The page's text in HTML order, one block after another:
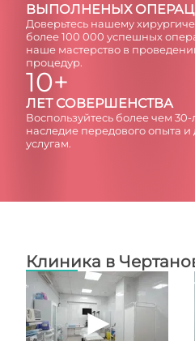
ВЫПОЛНЕНЫХ
Доверьтесь нашему
более 100 000 успешных
наше мастерство в
процедур.
10+
ЛЕТ СОВЕРШЕНСТВА
Воспользуйтесь более чем
наследие передового опыта
услугам.
Клиника в